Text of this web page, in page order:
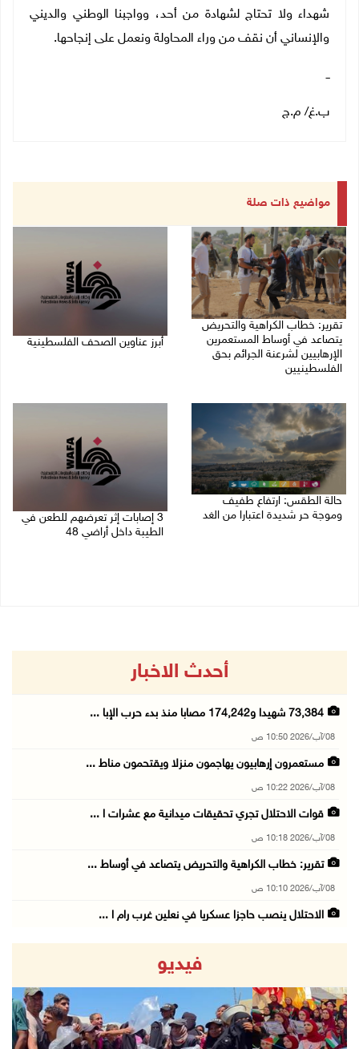
شهداء ولا تحتاج لشهادة من أحد، وواجبنا الوطني والديني
والإنساني أن نقف من وراء المحاولة ونعمل على إنجاحها.
ــ
ب.غ/ م.ج
مواضيع ذات صلة
تقرير: خطاب الكراهية والتحريض
يتصاعد في أوساط المستعمرين
الإرهابيين لشرعنة الجرائم بحق
الفلسطينيين
أبرز عناوين الصحف الفلسطينية
حالة الطقس: ارتفاع طفيف
وموجة حر شديدة اعتبارا من الغد
3 إصابات إثر تعرضهم للطعن في
الطيبة داخل أراضي 48
أحدث الاخبار
73,384 شهيدا و174,242 مصابا منذ بدء حرب الإبا ...
08/آب/2026 10:50 ص
مستعمرون إرهابيون يهاجمون منزلا ويقتحمون مناط ...
08/آب/2026 10:22 ص
قوات الاحتلال تجري تحقيقات ميدانية مع عشرات ا ...
08/آب/2026 10:18 ص
تقرير: خطاب الكراهية والتحريض يتصاعد في أوساط ...
08/آب/2026 10:10 ص
الاحتلال ينصب حاجزا عسكريا في نعلين غرب رام ا ...
08/آب/2026 09:09 ص
ارتفاع أسعار النفط
08/آب/2026 08:23 ص
فيديو